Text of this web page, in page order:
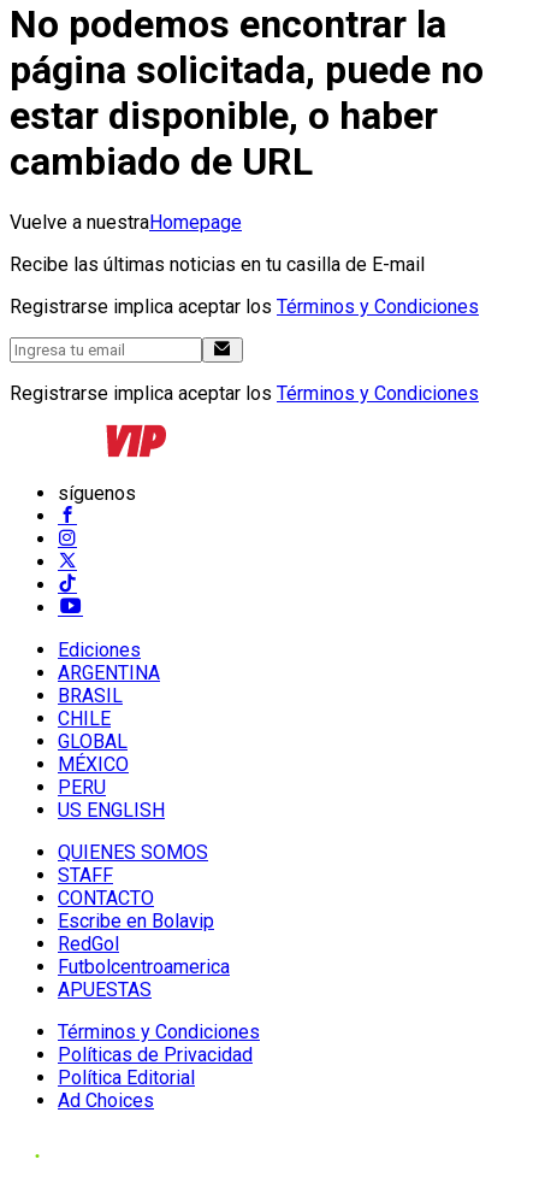
No podemos encontrar la
página solicitada, puede no
estar disponible, o haber
cambiado de URL
Vuelve a nuestraHomepage
Recibe las últimas noticias en tu casilla de E-mail
Registrarse implica aceptar los Términos y Condiciones
Registrarse implica aceptar los Términos y Condiciones
síguenos
Ediciones
ARGENTINA
BRASIL
CHILE
GLOBAL
MÉXICO
PERU
US ENGLISH
QUIENES SOMOS
STAFF
CONTACTO
Escribe en Bolavip
RedGol
Futbolcentroamerica
APUESTAS
Términos y Condiciones
Políticas de Privacidad
Política Editorial
Ad Choices